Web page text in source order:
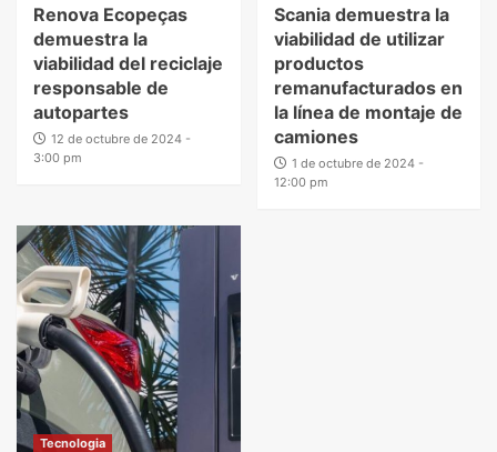
Renova Ecopeças
demuestra la
viabilidad del reciclaje
responsable de
autopartes
12 de octubre de 2024 -
3:00 pm
Scania demuestra la
viabilidad de utilizar
productos
remanufacturados en
la línea de montaje de
camiones
1 de octubre de 2024 -
12:00 pm
Tecnologia